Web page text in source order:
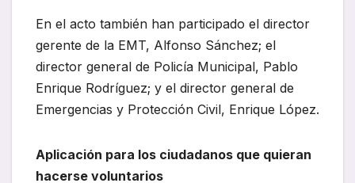
En el acto también han participado el director
gerente de la EMT, Alfonso Sánchez; el
director general de Policía Municipal, Pablo
Enrique Rodríguez; y el director general de
Emergencias y Protección Civil, Enrique López.
Aplicación para los ciudadanos que quieran
hacerse voluntarios